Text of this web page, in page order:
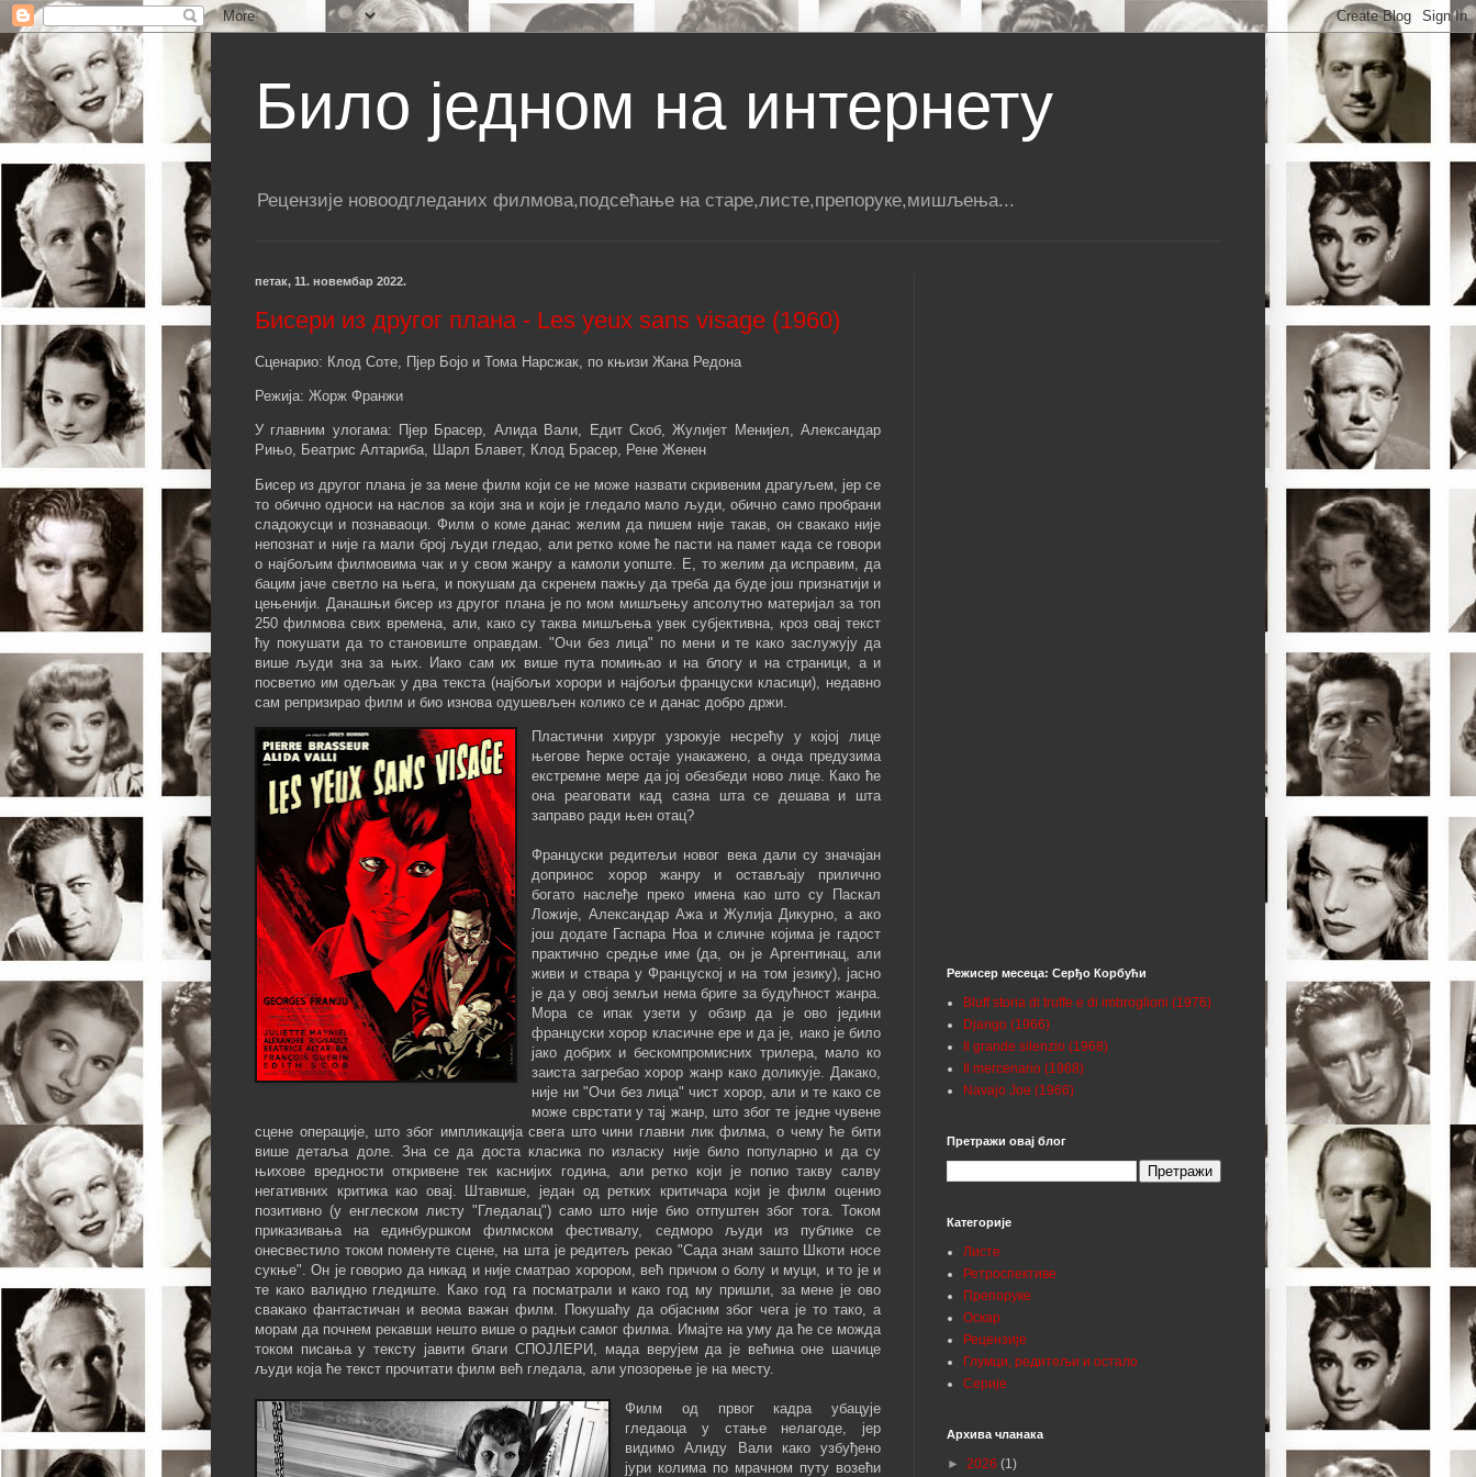
Било једном на интернету
Рецензије новоодгледаних филмова,подсећање на старе,листе,препоруке,мишљења...
петак, 11. новембар 2022.
Бисери из другог плана - Les yeux sans visage (1960)
Сценарио: Клод Соте, Пјер Бојо и Тома Нарсжак, по књизи Жана Редона
Режија: Жорж Франжи
У главним улогама: Пјер Брасер, Алида Вали, Едит Скоб, Жулијет Менијел, Александар
Рињо, Беатрис Алтариба, Шарл Блавет, Клод Брасер, Рене Женен
Бисер из другог плана је за мене филм који се не може назвати скривеним драгуљем, јер се
то обично односи на наслов за који зна и који је гледало мало људи, обично само пробрани
сладокусци и познаваоци. Филм о коме данас желим да пишем није такав, он свакако није
непознат и није га мали број људи гледао, али ретко коме ће пасти на памет када се говори
о најбољим филмовима чак и у свом жанру а камоли уопште. Е, то желим да исправим, да
бацим јаче светло на њега, и покушам да скренем пажњу да треба да буде још признатији и
цењенији. Данашњи бисер из другог плана је по мом мишљењу апсолутно материјал за топ
250 филмова свих времена, али, како су таква мишљења увек субјективна, кроз овај текст
ћу покушати да то становиште оправдам. "Очи без лица" по мени и те како заслужују да
више људи зна за њих. Иако сам их више пута помињао и на блогу и на страници, а и
посветио им одељак у два текста (најбољи хорори и најбољи француски класици), недавно
сам репризирао филм и био изнова одушевљен колико се и данас добро држи.
Пластични хирург узрокује несрећу у којој лице
његове ћерке остаје унакажено, а онда предузима
екстремне мере да јој обезбеди ново лице. Како ће
она реаговати кад сазна шта се дешава и шта
заправо ради њен отац?
Француски редитељи новог века дали су значајан
допринос хорор жанру и остављају прилично
богато наслеђе преко имена као што су Паскал
Ложије, Александар Ажа и Жулија Дикурно, а ако
још додате Гаспара Ноа и сличне којима је гадост
практично средње име (да, он је Аргентинац, али
живи и ствара у Француској и на том језику), јасно
је да у овој земљи нема бриге за будућност жанра.
Мора се ипак узети у обзир да је ово једини
француски хорор класичне ере и да је, иако је било
јако добрих и бескомпромисних трилера, мало ко
заиста загребао хорор жанр како доликује. Дакако,
није ни "Очи без лица" чист хорор, али и те како се
може сврстати у тај жанр, што због те једне чувене
сцене операције, што због импликација свега што чини главни лик филма, о чему ће бити
више детаља доле. Зна се да доста класика по изласку није било популарно и да су
њихове вредности откривене тек каснијих година, али ретко који је попио такву салву
негативних критика као овај. Штавише, један од ретких критичара који је филм оценио
позитивно (у енглеском листу "Гледалац") само што није био отпуштен због тога. Током
приказивања на единбуршком филмском фестивалу, седморо људи из публике се
онесвестило током поменуте сцене, на шта је редитељ рекао "Сада знам зашто Шкоти носе
сукње". Он је говорио да никад и није сматрао хорором, већ причом о болу и муци, и то је и
те како валидно гледиште. Како год га посматрали и како год му пришли, за мене је ово
свакако фантастичан и веома важан филм. Покушаћу да објасним због чега је то тако, а
морам да почнем рекавши нешто више о радњи самог филма. Имајте на уму да ће се можда
током писања у тексту јавити благи СПОЈЛЕРИ, мада верујем да је већина оне шачице
људи која ће текст прочитати филм већ гледала, али упозорење је на месту.
Филм од првог кадра убацује
гледаоца у стање нелагоде, јер
видимо Алиду Вали како узбуђено
јури колима по мрачном путу возећи
Режисер месеца: Серђо Корбући
Bluff storia di truffe e di imbroglioni (1976)
Django (1966)
Il grande silenzio (1968)
Il mercenario (1968)
Navajo Joe (1966)
Претражи овај блог
Категорије
Листе
Ретроспективе
Препоруке
Оскар
Рецензије
Глумци, редитељи и остало
Серије
Архива чланака
► 2026 (1)